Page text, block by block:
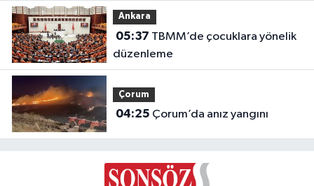
Ankara
05:37
düzenleme
Çorum
04:25 Çorum’da anız yangını